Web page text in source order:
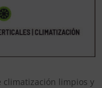
climatización limpios y